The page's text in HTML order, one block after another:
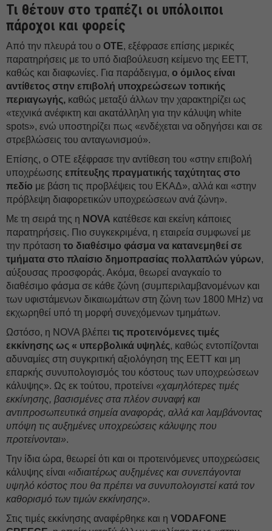
Τι θέτουν στο τραπέζι οι υπόλοιποι
πάροχοι και φορείς
Από την πλευρά του ο ΟΤΕ, εξέφρασε επίσης μερικές
παρατηρήσεις με το υπό διαβούλευση κείμενο της ΕΕΤΤ,
καθώς και διαφωνίες. Για παράδειγμα, ο όμιλος είναι
αντίθετος στην επιβολή υποχρεώσεων τοπικής
περιαγωγής, καθώς μεταξύ άλλων την χαρακτηρίζει ως
«τεχνικά ανέφικτη και ακατάλληλη για την κάλυψη white
spots», ενώ υποστηρίζει πως «ενδέχεται να οδηγήσει και σε
στρεβλώσεις του ανταγωνισμού».
Επίσης, ο ΟΤΕ εξέφρασε την αντίθεση του «στην επιβολή
υποχρέωσης επίτευξης πραγματικής ταχύτητας στο
πεδίο με βάση τις προβλέψεις του ΕΚΑΔ», αλλά και «στην
πρόβλεψη διαφορετικών υποχρεώσεων ανά ζώνη».
Με τη σειρά της η NOVA κατέθεσε και εκείνη κάποιες
παρατηρήσεις. Πιο συγκεκριμένα, η εταιρεία συμφωνεί με
την πρόταση το διαθέσιμο φάσμα να κατανεμηθεί σε
τμήματα στο πλαίσιο δημοπρασίας πολλαπλών γύρων,
αύξουσας προσφοράς. Ακόμα, θεωρεί αναγκαίο το
διαθέσιμο φάσμα σε κάθε ζώνη (συμπεριλαμβανομένων και
των υφιστάμενων δικαιωμάτων στη ζώνη των 1800 MHz) να
εκχωρηθεί υπό τη μορφή συνεχόμενων τμημάτων.
Ωστόσο, η NOVA βλέπει τις προτεινόμενες τιμές
εκκίνησης ως « υπερβολικά υψηλές, καθώς εντοπίζονται
αδυναμίες στη συγκριτική αξιολόγηση της ΕΕΤΤ και μη
επαρκής συνυπολογισμός του κόστους των υποχρεώσεων
κάλυψης». Ως εκ τούτου, προτείνει «χαμηλότερες τιμές
εκκίνησης, βασισμένες στα πλέον συναφή και
αντιπροσωπευτικά σημεία αναφοράς, αλλά και λαμβάνοντας
υπόψη τις αυξημένες υποχρεώσεις κάλυψης που
προτείνονται».
Την ίδια ώρα, θεωρεί ότι και οι προτεινόμενες υποχρεώσεις
κάλυψης είναι «ιδιαιτέρως αυξημένες και συνεπάγονται
υψηλό κόστος που θα πρέπει να συνυπολογιστεί κατά τον
καθορισμό των τιμών εκκίνησης».
Στις τιμές εκκίνησης αναφέρθηκε και η VODAFONE